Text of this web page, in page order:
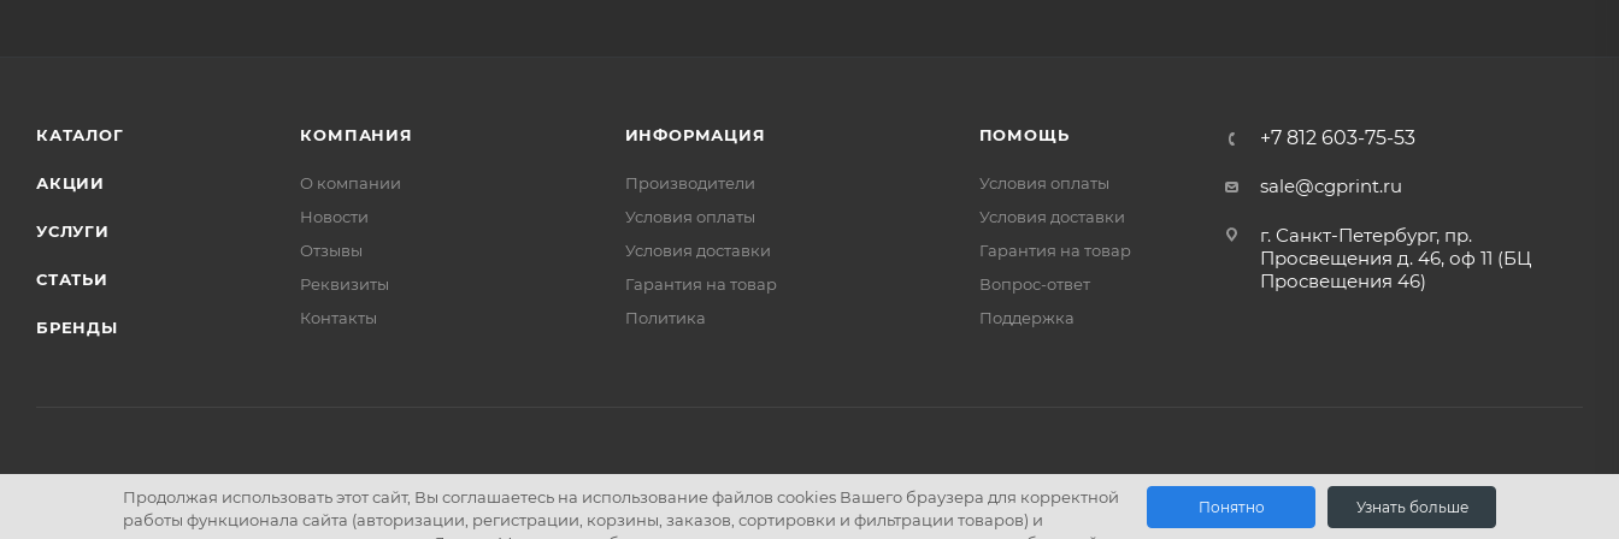
КАТАЛОГ
АКЦИИ
УСЛУГИ
СТАТЬИ
БРЕНДЫ
КОМПАНИЯ
О компании
Новости
Отзывы
Реквизиты
Контакты
ИНФОРМАЦИЯ
Производители
Условия оплаты
Условия доставки
Гарантия на товар
Политика
ПОМОЩЬ
Условия оплаты
Условия доставки
Гарантия на товар
Вопрос-ответ
Поддержка
+7 812 603-75-53
sale@cgprint.ru
г. Санкт-Петербург, пр.
Просвещения д. 46, оф 11 (БЦ
Просвещения 46)
2026 © Интернет-магазин картриджей и расходных материалов
Продолжая использовать этот сайт, Вы соглашаетесь на использование файлов cookies Вашего браузера для корректной
работы функционала сайта (авторизации, регистрации, корзины, заказов, сортировки и фильтрации товаров) и
Понятно Узнать больше